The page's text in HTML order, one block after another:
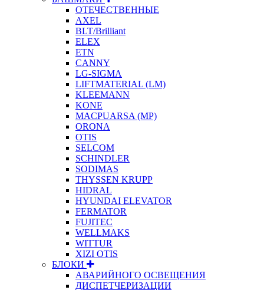
ОТЕЧЕСТВЕННЫЕ
AXEL
BLT/Brilliant
ELEX
ETN
CANNY
LG-SIGMA
LIFTMATERIAL (LM)
KLEEMANN
KONE
MACPUARSA (MP)
ORONA
OTIS
SELCOM
SCHINDLER
SODIMAS
THYSSEN KRUPP
HIDRAL
HYUNDAI ELEVATOR
FERMATOR
FUJITEC
WELLMAKS
WITTUR
XIZI OTIS
БЛОКИ
АВАРИЙНОГО ОСВЕЩЕНИЯ
ДИСПЕТЧЕРИЗАЦИИ